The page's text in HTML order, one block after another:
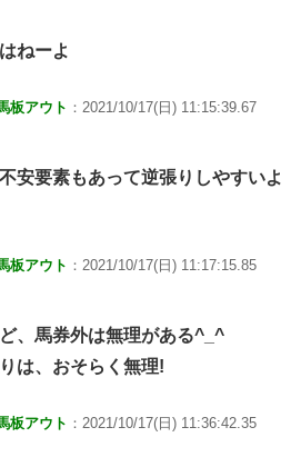
ねーよ
板アウト ：2021/10/17(日) 11:15:39.67
安要素もあって逆張りしやすいよ
板アウト ：2021/10/17(日) 11:17:15.85
、馬券外は無理がある^_^
は、おそらく無理!
板アウト ：2021/10/17(日) 11:36:42.35